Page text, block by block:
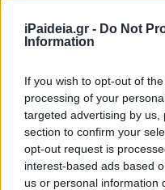
iPaideia.gr - Do Not
Information
If you wish to opt-out of
processing of your
targeted advertising by
section to confirm your
opt-out request is
interest-based ads based
us or personal information